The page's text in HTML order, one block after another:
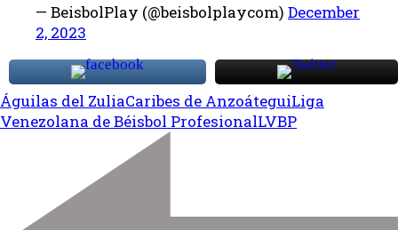
— BeisbolPlay (@beisbolplaycom) December
2, 2023
Águilas del ZuliaCaribes de AnzoáteguiLiga
Venezolana de Béisbol ProfesionalLVBP